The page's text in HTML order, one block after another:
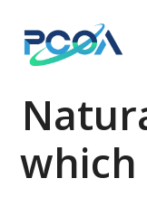
content
โซล่า
which